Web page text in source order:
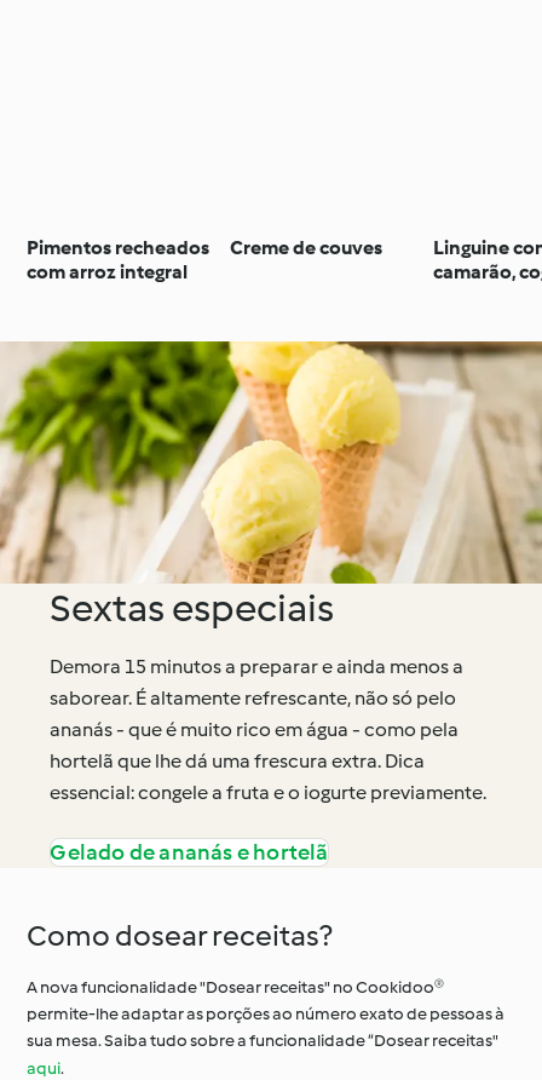
Pimentos recheados
com arroz integral
Creme de couves
Linguine
camarão,
Sextas especiais
Demora 15 minutos a preparar e ainda menos a
saborear. É altamente refrescante, não só pelo
ananás - que é muito rico em água - como pela
hortelã que lhe dá uma frescura extra. Dica
essencial: congele a fruta e o iogurte previamente.
Gelado de ananás e hortelã
Como dosear receitas?
A nova funcionalidade "Dosear receitas" no Cookidoo®
permite-lhe adaptar as porções ao número exato de pessoas à
sua mesa. Saiba tudo sobre a funcionalidade “Dosear receitas"
aqui.